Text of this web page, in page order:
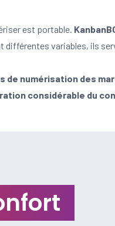
est portable.
différentes variables, ils
de numérisation des
considérable du